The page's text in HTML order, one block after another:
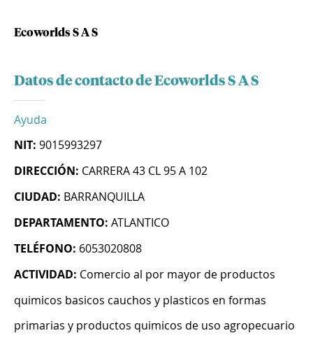
Ecoworlds S A S
Datos de contacto de Ecoworlds S A S
Ayuda
NIT: 9015993297
DIRECCIÓN: CARRERA 43 CL 95 A 102
CIUDAD: BARRANQUILLA
DEPARTAMENTO: ATLANTICO
TELÉFONO: 6053020808
ACTIVIDAD: Comercio al por mayor de productos
quimicos basicos cauchos y plasticos en formas
primarias y productos quimicos de uso agropecuario